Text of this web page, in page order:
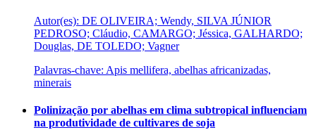
Autor(es): DE OLIVEIRA; Wendy, SILVA JÚNIOR
PEDROSO; Cláudio, CAMARGO; Jéssica, GALHARDO;
Douglas, DE TOLEDO; Vagner
Palavras-chave: Apis mellifera, abelhas africanizadas,
minerais
Polinização por abelhas em clima subtropical influenciam
na produtividade de cultivares de soja